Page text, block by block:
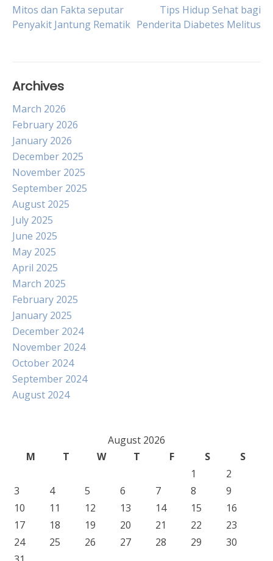
Post
Mitos dan Fakta seputar
Penyakit Jantung Rematik
Tips Hidup Sehat bagi
Penderita Diabetes Melitus
Archives
March 2026
February 2026
January 2026
December 2025
November 2025
September 2025
August 2025
July 2025
June 2025
May 2025
April 2025
March 2025
February 2025
January 2025
December 2024
November 2024
October 2024
September 2024
August 2024
August 2026
M
T W T F S
S
1
2
3
4 5 6 7 8
9
10
11 12 13 14 15
16
17
18 19 20 21 22
23
24
25 26 27 28 29
30